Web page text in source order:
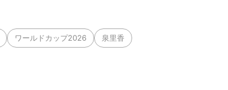
ワールドカップ2026 泉里香